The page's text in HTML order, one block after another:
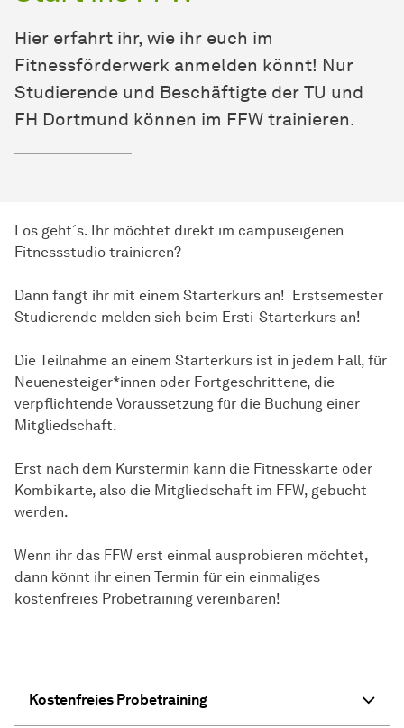
Hier erfahrt ihr, wie ihr euch im
Fitnessförderwerk anmelden könnt! Nur
Studierende und Beschäftigte der TU und
FH Dortmund können im FFW trainieren.
Los geht´s. Ihr möchtet direkt im campuseigenen
Fitnessstudio trainieren?
Dann fangt ihr mit einem Starterkurs an! Erstsemester
Studierende melden sich beim Ersti-Starterkurs an!
Die Teilnahme an einem Starterkurs ist in jedem Fall, für
Neuenesteiger*innen oder Fortgeschrittene, die
verpflichtende Voraussetzung für die Buchung einer
Mitgliedschaft.
Erst nach dem Kurstermin kann die Fitnesskarte oder
Kombikarte, also die Mitgliedschaft im FFW, gebucht
werden.
Wenn ihr das FFW erst einmal ausprobieren möchtet,
dann könnt ihr einen Termin für ein einmaliges
kostenfreies Probetraining vereinbaren!
Kostenfreies Probetraining